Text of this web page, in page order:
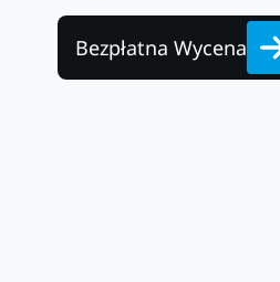
Bezpłatna Wycena